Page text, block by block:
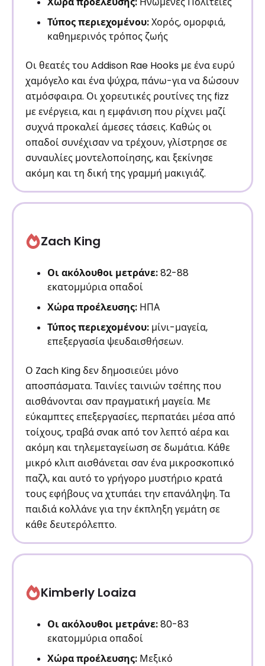
Τύπος περιεχομένου:Χορός, ομορφιά,
καθημερινός τρόπος ζωής
Οι θεατές του Addison Rae Hooks με ένα ευρύ
χαμόγελο και ένα ψύχρα, πάνω-για να δώσουν
ατμόσφαιρα. Οι χορευτικές ρουτίνες της fizz
με ενέργεια, και η εμφάνιση που ρίχνει μαζί
συχνά προκαλεί άμεσες τάσεις. Καθώς οι
οπαδοί συνέχισαν να τρέχουν, γλίστρησε σε
συναυλίες μοντελοποίησης, και ξεκίνησε
ακόμη και τη δική της γραμμή μακιγιάζ.
Zach King
Οι ακόλουθοι μετράνε:82-88
εκατομμύρια οπαδοί
Χώρα προέλευσης: ΗΠΑ
Τύπος περιεχομένου: μίνι-μαγεία,
επεξεργασία ψευδαισθήσεων.
Ο Zach King δεν δημοσιεύει μόνο
αποσπάσματα. Ταινίες ταινιών τσέπης που
αισθάνονται σαν πραγματική μαγεία. Με
εύκαμπτες επεξεργασίες, περπατάει μέσα από
τοίχους, τραβά σνακ από τον λεπτό αέρα και
ακόμη και τηλεμεταγείωση σε δωμάτια. Κάθε
μικρό κλιπ αισθάνεται σαν ένα μικροσκοπικό
παζλ, και αυτό το γρήγορο μυστήριο κρατά
τους εφήβους να χτυπάει την επανάληψη. Τα
παιδιά κολλάνε για την έκπληξη γεμάτη σε
κάθε δευτερόλεπτο.
Kimberly Loaiza
Οι ακόλουθοι μετράνε:80-83
εκατομμύρια οπαδοί
Χώρα προέλευσης: Μεξικό